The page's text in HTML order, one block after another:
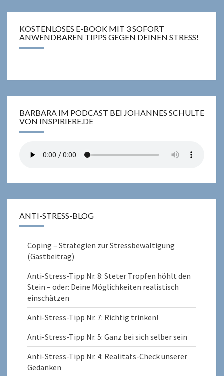
KOSTENLOSES E-BOOK MIT 3 SOFORT
ANWENDBAREN TIPPS GEGEN DEINEN STRESS!
BARBARA IM PODCAST BEI JOHANNES SCHULTE
VON INSPIRIERE.DE
ANTI-STRESS-BLOG
Coping – Strategien zur Stressbewältigung
(Gastbeitrag)
Anti-Stress-Tipp Nr. 8: Steter Tropfen höhlt den
Stein – oder: Deine Möglichkeiten realistisch
einschätzen
Anti-Stress-Tipp Nr. 7: Richtig trinken!
Anti-Stress-Tipp Nr. 5: Ganz bei sich selber sein
Anti-Stress-Tipp Nr. 4: Realitäts-Check unserer
Gedanken